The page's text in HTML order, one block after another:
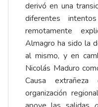
derivó en una
diferentes
remotamente
Almagro ha sido la
al mismo, y en
Nicolás Maduro
Causa
organización